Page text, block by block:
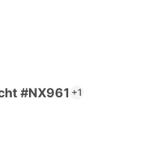
#NX961 +1